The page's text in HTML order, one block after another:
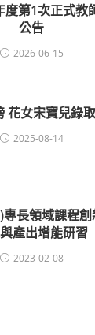
度第1次正式教
公告
2026-06-15
花女宋寶兒錄
2025-08-14
長領域課程
產出增能研習
2023-02-08